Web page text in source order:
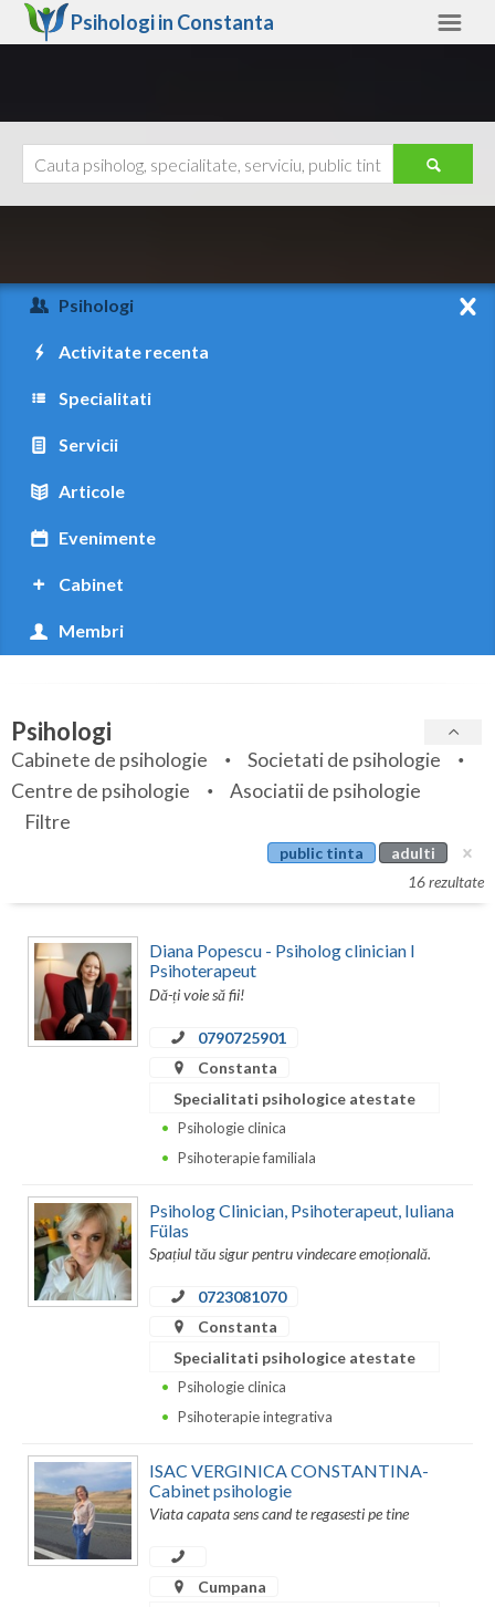
Psihologi in Constanta
Arad
Braila
Brasov
Bucuresti
Calarasi
Caras-Severin
Cluj
Covasna
Dambovita
Dolj
Galati
Hunedoara
Ialomita
Iasi
Mures
Neamt
Olt
Ajutor
Psihologi
Activitate recenta
Specialitati
Servicii
Articole
Evenimente
Cabinet
Membri
Psihologi
Cabinete de psihologie
Societati de psihologie
Centre de psihologie
Asociatii de psihologie
Filtre
public tinta
adulti
16 rezultate
Diana Popescu - Psiholog clinician I
Psihoterapeut
Dă-ți voie să fii!
0790725901
Constanta
Specialitati psihologice atestate
Psihologie clinica
Psihoterapie familiala
Psiholog Clinician, Psihoterapeut, Iuliana
Fülas
Spațiul tău sigur pentru vindecare emoțională.
0723081070
Constanta
Specialitati psihologice atestate
Psihologie clinica
Psihoterapie integrativa
ISAC VERGINICA CONSTANTINA-
Cabinet psihologie
Viata capata sens cand te regasesti pe tine
Cumpana